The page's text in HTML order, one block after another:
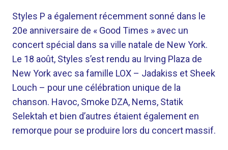
Styles P a également récemment sonné dans le
20e anniversaire de « Good Times » avec un
concert spécial dans sa ville natale de New York.
Le 18 août, Styles s’est rendu au Irving Plaza de
New York avec sa famille LOX – Jadakiss et Sheek
Louch – pour une célébration unique de la
chanson. Havoc, Smoke DZA, Nems, Statik
Selektah et bien d’autres étaient également en
remorque pour se produire lors du concert massif.